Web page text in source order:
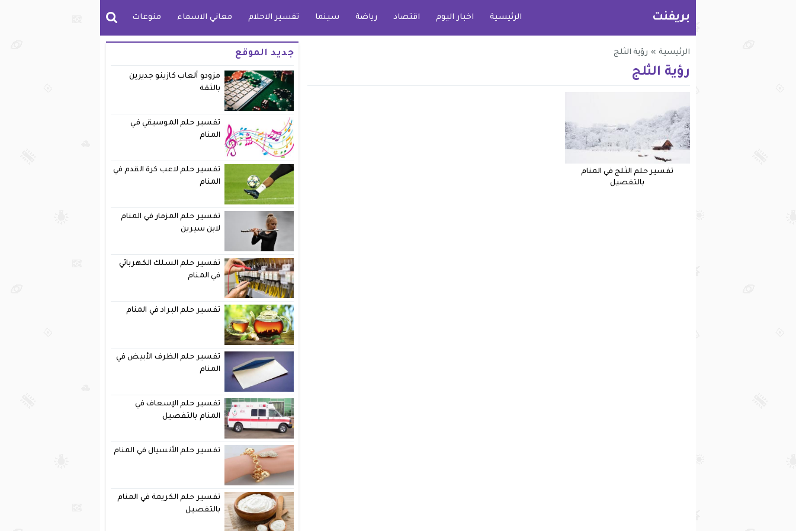
بريفنت الرئيسية اخبار اليوم اقتصاد رياضة سينما تفسير الاحلام معاني الاسماء منوعات
الرئيسية » رؤية الثلج
رؤية الثلج
تفسير حلم الثلج في المنام
بالتفصيل
جديد الموقع
مزودو ألعاب كازينو جديرين
بالثقة
تفسير حلم الموسيقي في
المنام
تفسير حلم لاعب كرة القدم في
المنام
تفسير حلم المزمار في المنام
لابن سيرين
تفسير حلم السلك الكهربائي
في المنام
تفسير حلم البراد في المنام
تفسير حلم الظرف الأبيض في
المنام
تفسير حلم الإسعاف في
المنام بالتفصيل
تفسير حلم الأنسيال في المنام
تفسير حلم الكريمة في المنام
بالتفصيل